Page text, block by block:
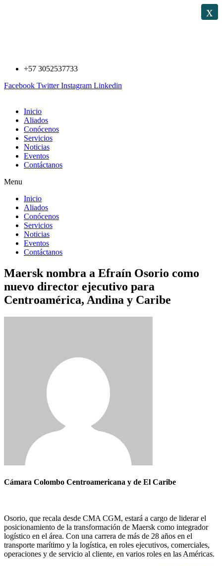
+57 3052537733
Facebook Twitter Instagram Linkedin
Inicio
Aliados
Conócenos
Servicios
Noticias
Eventos
Contáctanos
Menu
Inicio
Aliados
Conócenos
Servicios
Noticias
Eventos
Contáctanos
Maersk nombra a Efraín Osorio como
nuevo director ejecutivo para
Centroamérica, Andina y Caribe
Cámara Colombo Centroamericana y de El Caribe
Osorio, que recala desde CMA CGM, estará a cargo de liderar el
posicionamiento de la transformación de Maersk como integrador
logístico en el área. Con una carrera de más de 28 años en el
transporte marítimo y la logística, en roles ejecutivos, comerciales,
operaciones y de servicio al cliente, en varios roles en las Américas.
x